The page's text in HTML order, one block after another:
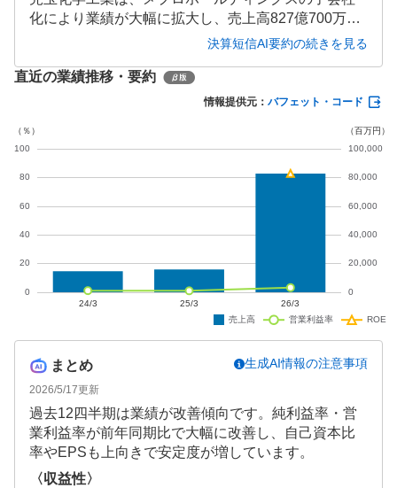
化により業績が大幅に拡大し、売上高827億700万円
（前年同期比422.1%増）、営業利益26億7,900万円
益の計上により純利益も大幅増となりましたが、次
期は不確実性を考慮し減収減益を予想しています。
決算短信AI要約の続きを見る
直近の業績推移・要約
情報提供元： バフェット・コード
まとめ
2026/5/17更新
生成AI情報の注意事項
過去12四半期は業績が改善傾向です。純利益率・営
業利益率が前年同期比で大幅に改善し、自己資本比
率やEPSも上向きで安定度が増しています。
〈収益性〉